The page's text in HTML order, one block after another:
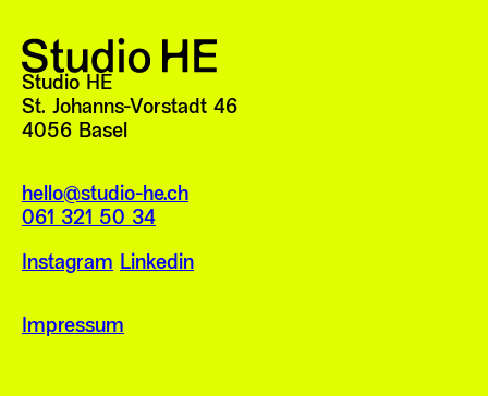
Studio HE
St. Johanns-Vorstadt 46
4056 Basel
hello@studio-he.ch
061 321 50 34
Instagram Linkedin
Impressum